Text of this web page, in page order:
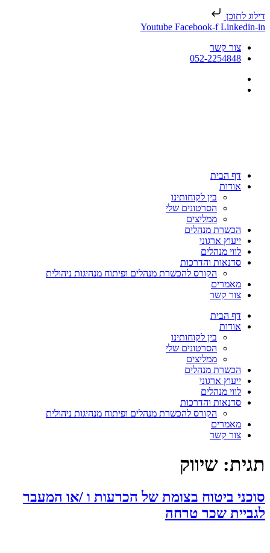
דילוג לתוכן
Youtube Facebook-f Linkedin-in
צור קשר
052-2254848
דף הבית
אודות
בין לקוחותינו
הסרטונים שלי
ממליצים
הכשרת מנהלים
ייעוץ ארגוני
לווי מנהלים
סדנאות והדרכות
הקורס להכשרת מנהלים ופיתוח מנהיגות ניהולית
מאמרים
צור קשר
דף הבית
אודות
בין לקוחותינו
הסרטונים שלי
ממליצים
הכשרת מנהלים
ייעוץ ארגוני
לווי מנהלים
סדנאות והדרכות
הקורס להכשרת מנהלים ופיתוח מנהיגות ניהולית
מאמרים
צור קשר
תגית: שיווק
סוכני ביטוח בצומת של הכרעות ו /או המעבר
לגביית שכר טרחה